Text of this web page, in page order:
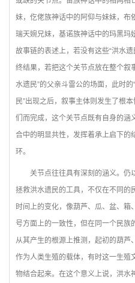
妹，仡佬族神话中的阿仰与妹妹，布
瑞天婉兄妹，基诺族神话中的玛黑玛
故事链的表述上，若没有这些“洪水
终结果，若把这个关节点放在整个叙
水遗民”的父亲斗雷公的场面，此时
民”出现之后，叙事主体则发生了根
们而完成，这个关节点既有自身的涵
合中的明显共性，发挥着承上启下的
环。
关节点往往具有深刻的涵义。仍
拯救洪水遗民的工具，不仅在不同的
时间上的变化，像葫芦、瓜、盆、
号方面上的一致性，但在同一个民族
从其产生的根源上推测，起初的葫
作为人类生殖的载体，有时这一生殖
物结合起来。在这个意义上说，洪水